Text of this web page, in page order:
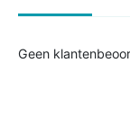
Geen